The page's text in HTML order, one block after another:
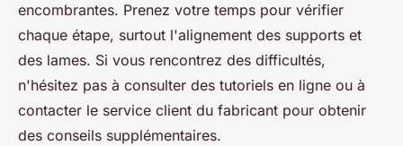
encombrantes. Prenez votre temps pour vérifier
chaque étape, surtout l'alignement des supports et
des lames. Si vous rencontrez des difficultés,
n'hésitez pas à consulter des tutoriels en ligne ou à
contacter le service client du fabricant pour obtenir
des conseils supplémentaires.